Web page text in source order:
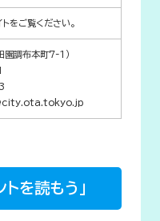
をご覧ください。
園調布本町7-1）
を読もう」